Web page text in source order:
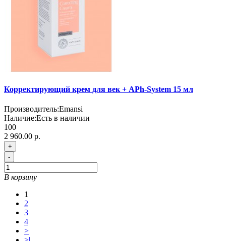
Корректирующий крем для век + APh-System 15 мл
Производитель:Emansi
Наличие:Есть в наличии
100
2 960.00 р.
+
-
В корзину
1
2
3
4
>